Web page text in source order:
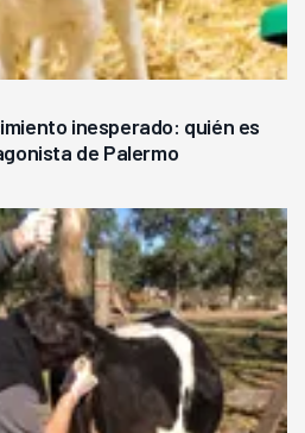
inesperado: quién es
de Palermo